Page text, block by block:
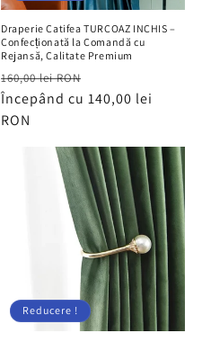
Draperie Catifea TURCOAZ INCHIS –
Confecționată la Comandă cu
Rejansă, Calitate Premium
Preț
obișnuit
160,00 lei RON
redus
Începând cu 140,00 lei
RON
Reducere !